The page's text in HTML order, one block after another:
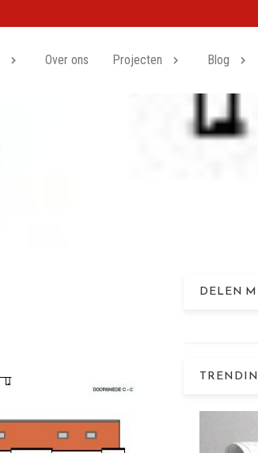
Over ons Projecten Blog
DELEN